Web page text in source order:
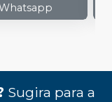
Sugira para a